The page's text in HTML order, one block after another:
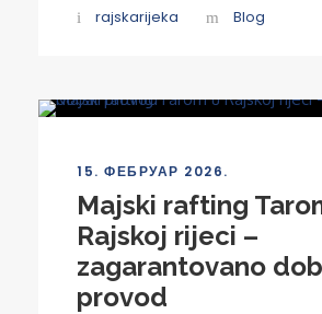
rajskarijeka Blog
15. ФЕБРУАР 2026.
Majski rafting
Rajskoj rijeci –
zagarantovano
provod